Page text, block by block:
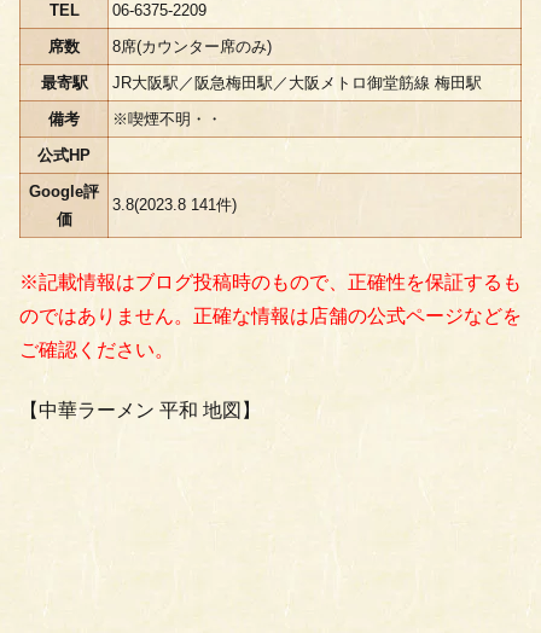
TEL
06-6375-2209
席数
8席(カウンター席のみ)
最寄駅
JR大阪駅／阪急梅田駅／大阪メトロ御堂筋線 梅田駅
備考
※喫煙不明・・
公式HP
Google評
価
3.8(2023.8 141件)
※記載情報はブログ投稿時のもので、正確性を保証するも
のではありません。正確な情報は店舗の公式ページなどを
ご確認ください。
【中華ラーメン 平和 地図】